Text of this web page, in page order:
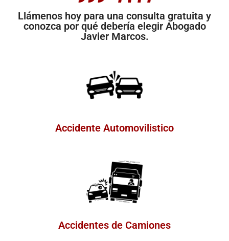
Llámenos hoy para una consulta gratuita y
conozca por qué debería elegir Abogado
Javier Marcos.
Accidente Automovilistico
Accidentes de Camiones